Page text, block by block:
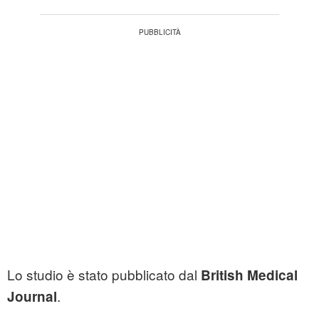
Lo studio è stato pubblicato dal British Medical
Journal.